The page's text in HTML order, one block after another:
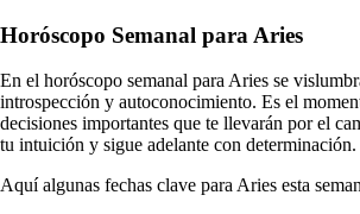
Horóscopo Semanal para Aries
En el horóscopo semanal para Aries se
introspección y autoconocimiento. Es el
decisiones importantes que te llevarán por el
tu intuición y sigue adelante con determinación.
Aquí algunas fechas clave para Aries esta